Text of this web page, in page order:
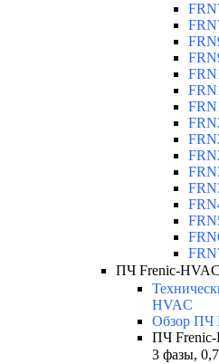
ПЧ Frenic-
HVAC
Обзор ПЧ
ПЧ Frenic-
3 фазы,